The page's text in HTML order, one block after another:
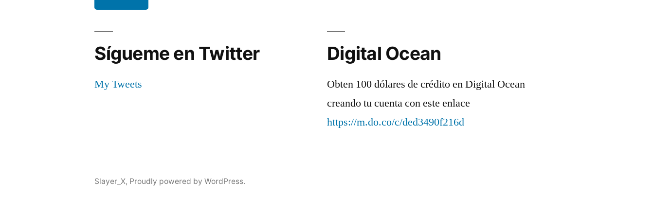
Sígueme en Twitter
My Tweets
Digital Ocean
Obten 100 dólares de crédito en Digital Ocean
creando tu cuenta con este enlace
https://m.do.co/c/ded3490f216d
Slayer_X, Proudly powered by WordPress.